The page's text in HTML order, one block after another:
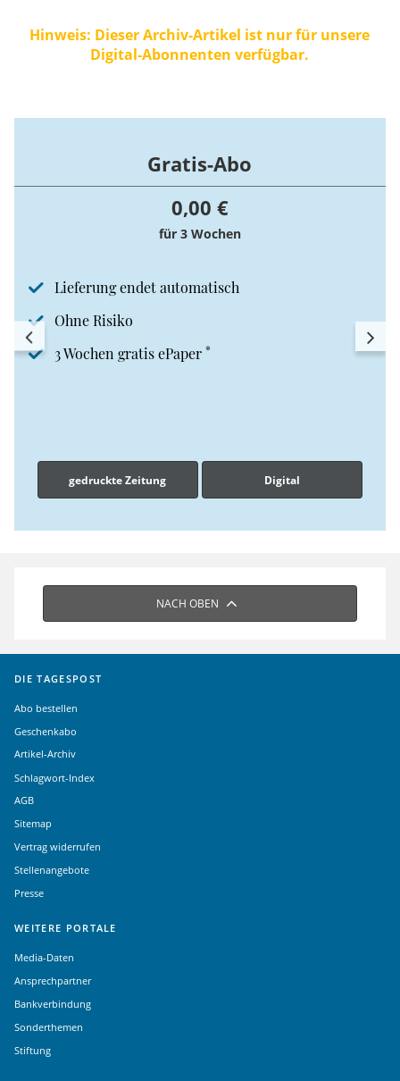
Hinweis: Dieser Archiv-Artikel ist nur für unsere
Digital-Abonnenten verfügbar.
Gratis-Abo
0,00 €
für 3 Wochen
Lieferung endet automatisch
Ohne Risiko
3 Wochen gratis ePaper *
gedruckte Zeitung Digital
NACH OBEN
DIE TAGESPOST
Abo bestellen
Geschenkabo
Artikel-Archiv
Schlagwort-Index
AGB
Sitemap
Vertrag widerrufen
Stellenangebote
Presse
WEITERE PORTALE
Media-Daten
Ansprechpartner
Bankverbindung
Sonderthemen
Stiftung